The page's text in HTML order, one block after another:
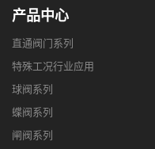
产品中心
直通阀门系列
特殊工况行业应用
球阀系列
蝶阀系列
闸阀系列